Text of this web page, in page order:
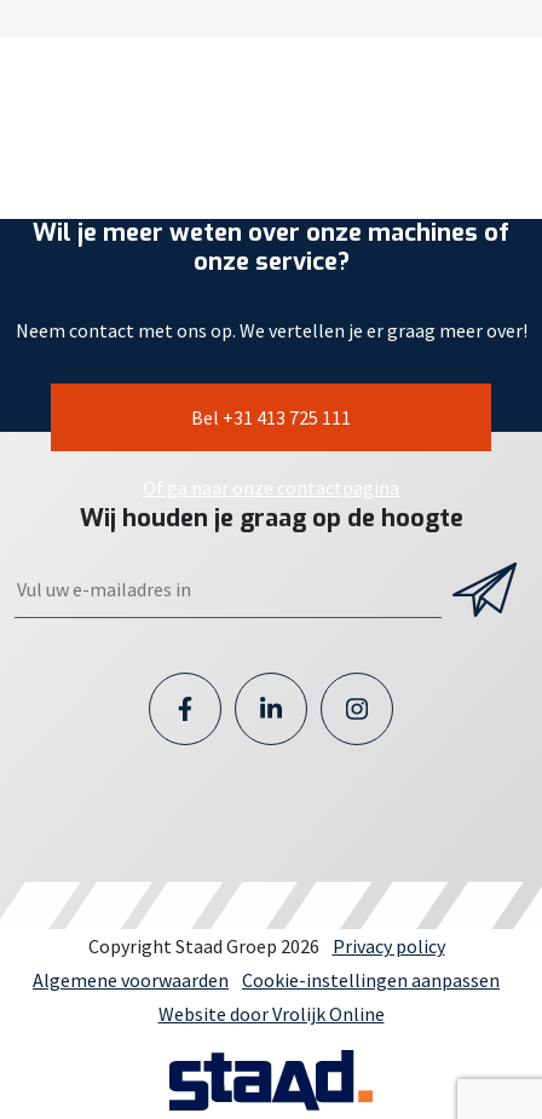
Wil je meer weten over onze machines of
onze service?
Neem contact met ons op. We vertellen je er graag meer over!
Bel +31 413 725 111
Of ga naar onze contactpagina
Wij houden je graag op de hoogte
Copyright Staad Groep 2026
Privacy policy
Algemene voorwaarden Cookie-instellingen aanpassen
Website door Vrolijk Online